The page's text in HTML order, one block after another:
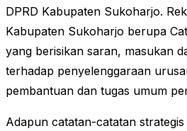
DPRD Kabupaten Sukoharjo.
Kabupaten Sukoharjo berupa
yang berisikan saran, masukan
terhadap penyelenggaraan
pembantuan dan tugas umum
Adapun catatan-catatan